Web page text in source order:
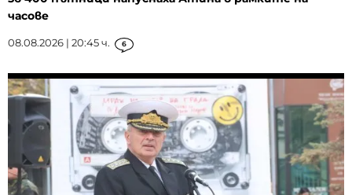
часове
08.08.2026 | 20:45 ч. 6